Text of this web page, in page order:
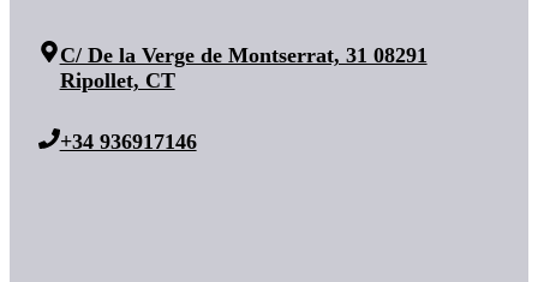
C/ De la Verge de Montserrat, 31 08291
Ripollet, CT
+34 936917146